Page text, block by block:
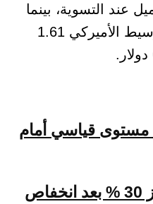
للبرميل عند التسوية، بينما
خسر خام غرب تكساس الوسيط الأميركي 1.61
مستوى قياسي أمام
خسائر «البتكوين» تتجاوز 30 % بعد انخفاص